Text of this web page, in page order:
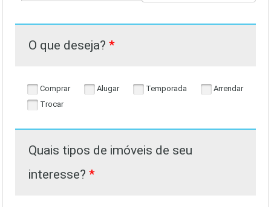
O que deseja? *
Comprar Alugar Temporada
Arrendar
Trocar
Quais tipos de imóveis de seu
interesse? *